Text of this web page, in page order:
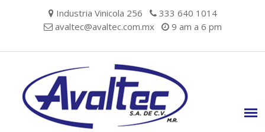
Industria Vinicola 256
333 640 1014
avaltec@avaltec.com.mx
9 am a 6 pm